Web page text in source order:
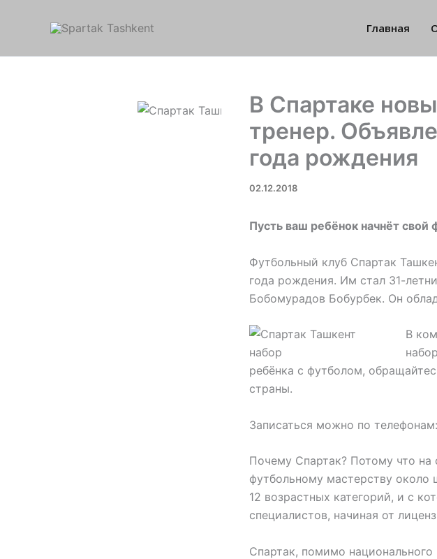
Главная
В Спартаке
тренер.
года рождения
02.12.2018
Пусть ваш ребёнок начнёт свой
Футбольный клуб Спартак
года рождения. Им стал 31-
Бобомурадов Бобурбек. Он
В
ребёнка с футболом,
страны.
Записаться можно по
Почему Спартак? Потому что
футбольному мастерству около
12 возрастных категорий, и с
специалистов, начиная от
Спартак, помимо национального